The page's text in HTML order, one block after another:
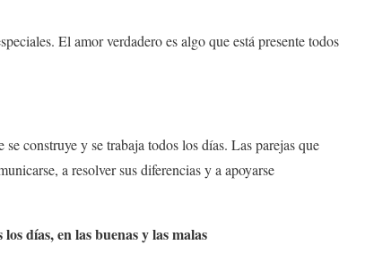
El amor verdadero es algo que está presente todos
construye y se trabaja todos los días. Las parejas que
a resolver sus diferencias y a apoyarse
días, en las buenas y las malas